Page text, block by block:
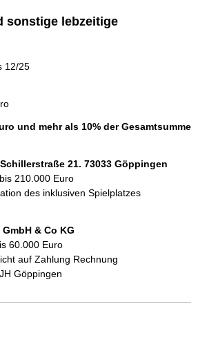
sonstige lebzeitige
12/25
und mehr als 10% der Gesamtsumme
21. 73033 Göppingen
210.000 Euro
des inklusiven Spielplatzes
& Co KG
60.000 Euro
auf Zahlung Rechnung
Göppingen